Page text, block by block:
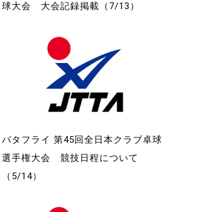
球大会 大会記録掲載（7/13）
バタフライ 第45回全日本クラブ卓球
選手権大会 競技日程について
（5/14）